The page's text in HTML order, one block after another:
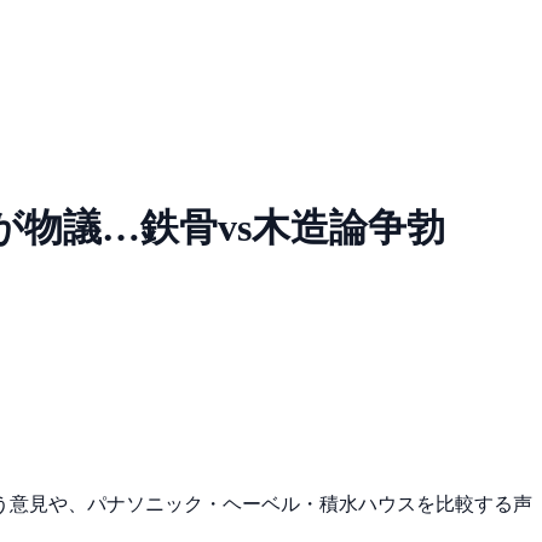
物議…鉄骨vs木造論争勃
見や、パナソニック・ヘーベル・積水ハウスを比較する声